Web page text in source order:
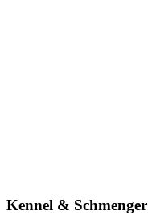
Kennel & Schmenger